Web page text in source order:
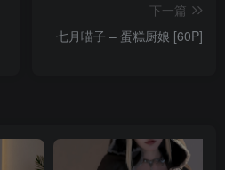
下一篇
七月喵子 – 蛋糕厨娘 [60P]